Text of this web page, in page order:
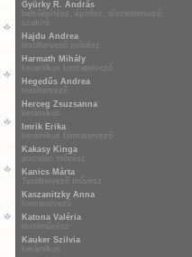
Gyürky R. András
belsőépítész, építész, díszlettervező,
szakíró
Hajdu Andrea
textiltervező művész
Harmath Mihály
keramikus formatervező
Hegedűs Andrea
textiltervező
Herceg Zsuzsanna
kerámikus
Imrik Erika
kerámikus formatervező
Kakasy Kinga
porcelán művész
Kanics Márta
Textiltervező művész
Kaszanitzky Anna
formatervező
Katona Valéria
textilművész
Kauker Szilvia
kerámikus